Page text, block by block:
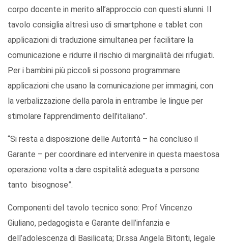
corpo docente in merito all’approccio con questi alunni. Il
tavolo consiglia altresì uso di smartphone e tablet con
applicazioni di traduzione simultanea per facilitare la
comunicazione e ridurre il rischio di marginalità dei rifugiati.
Per i bambini più piccoli si possono programmare
applicazioni che usano la comunicazione per immagini, con
la verbalizzazione della parola in entrambe le lingue per
stimolare l’apprendimento dell’italiano”.
“Si resta a disposizione delle Autorità – ha concluso il
Garante – per coordinare ed intervenire in questa maestosa
operazione volta a dare ospitalità adeguata a persone
tanto bisognose”.
Componenti del tavolo tecnico sono: Prof Vincenzo
Giuliano, pedagogista e Garante dell’infanzia e
dell’adolescenza di Basilicata; Dr.ssa Angela Bitonti, legale